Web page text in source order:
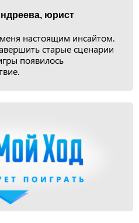
юрист
настоящим инсайтом.
старые сценарии
появилось